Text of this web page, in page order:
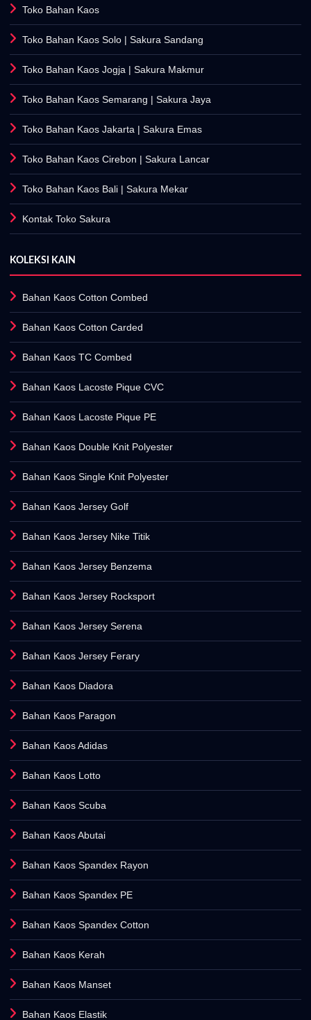
Toko Bahan Kaos
Toko Bahan Kaos Solo | Sakura Sandang
Toko Bahan Kaos Jogja | Sakura Makmur
Toko Bahan Kaos Semarang | Sakura Jaya
Toko Bahan Kaos Jakarta | Sakura Emas
Toko Bahan Kaos Cirebon | Sakura Lancar
Toko Bahan Kaos Bali | Sakura Mekar
Kontak Toko Sakura
KOLEKSI KAIN
Bahan Kaos Cotton Combed
Bahan Kaos Cotton Carded
Bahan Kaos TC Combed
Bahan Kaos Lacoste Pique CVC
Bahan Kaos Lacoste Pique PE
Bahan Kaos Double Knit Polyester
Bahan Kaos Single Knit Polyester
Bahan Kaos Jersey Golf
Bahan Kaos Jersey Nike Titik
Bahan Kaos Jersey Benzema
Bahan Kaos Jersey Rocksport
Bahan Kaos Jersey Serena
Bahan Kaos Jersey Ferary
Bahan Kaos Diadora
Bahan Kaos Paragon
Bahan Kaos Adidas
Bahan Kaos Lotto
Bahan Kaos Scuba
Bahan Kaos Abutai
Bahan Kaos Spandex Rayon
Bahan Kaos Spandex PE
Bahan Kaos Spandex Cotton
Bahan Kaos Kerah
Bahan Kaos Manset
Bahan Kaos Elastik